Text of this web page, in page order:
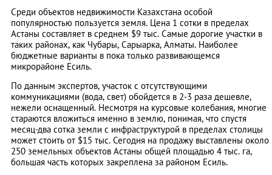
Среди объектов недвижимости Казахстана особой
популярностью пользуется земля. Цена 1 сотки в пределах
Астаны составляет в среднем $9 тыс. Самые дорогие участки в
таких районах, как Чубары, Сарыарка, Алматы. Наиболее
бюджетные варианты в пока только развивающемся
микрорайоне Есиль.
По данным экспертов, участок с отсутствующими
коммуникациями (вода, свет) обойдется в 2-3 раза дешевле,
нежели оснащенный. Несмотря на курсовые колебания, многие
стараются вложиться именно в землю, понимая, что спустя
месяц-два сотка земли с инфраструктурой в пределах столицы
может стоить от $15 тыс. Сегодня на продажу выставлены около
250 земельных объектов Астаны общей площадью 4 тыс. га,
большая часть которых закреплена за районом Есиль.